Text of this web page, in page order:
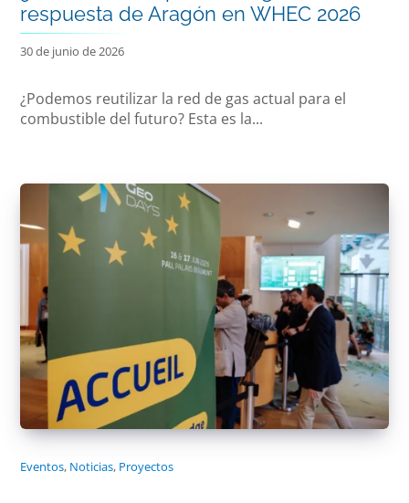
respuesta de Aragón en WHEC 2026
30 de junio de 2026
¿Podemos reutilizar la red de gas actual para el
combustible del futuro? Esta es la...
Eventos, Noticias, Proyectos